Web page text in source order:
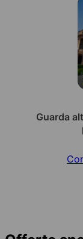
Guarda